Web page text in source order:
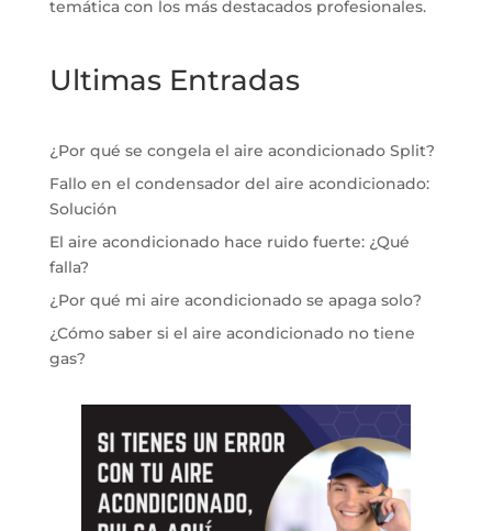
temática con los más destacados profesionales.
Ultimas Entradas
¿Por qué se congela el aire acondicionado Split?
Fallo en el condensador del aire acondicionado:
Solución
El aire acondicionado hace ruido fuerte: ¿Qué
falla?
¿Por qué mi aire acondicionado se apaga solo?
¿Cómo saber si el aire acondicionado no tiene
gas?